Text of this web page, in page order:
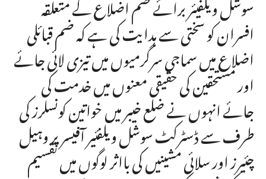
افسران کو سختی سے ہدایت کی ہے کہ ضم قبائلی
اضلاع میں سماجی سرگرمیوں میں تیزی لائی جائے
اور مستحقین کی حقیقی معنوں میں خدمت کی
جائے انہوں نے ضلع خیبر میں خواتین کونسلرز کی
طرف سے ڈسٹرکٹ سوشل ویلفئیر آفیسر پر وہیل
چئیرز اور سلائی مشینیں کی بااثر لوگوں میں تقسیم